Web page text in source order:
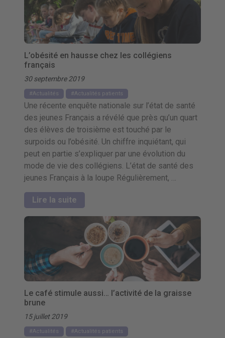
L’obésité en hausse chez les collégiens
français
30 septembre 2019
Actualités Actualités patients
Une récente enquête nationale sur l’état de santé
des jeunes Français a révélé que près qu’un quart
des élèves de troisième est touché par le
surpoids ou l’obésité. Un chiffre inquiétant, qui
peut en partie s’expliquer par une évolution du
mode de vie des collégiens. L’état de santé des
jeunes Français à la loupe Régulièrement, …
Lire la suite
Le café stimule aussi… l’activité de la graisse
brune
15 juillet 2019
Actualités Actualités patients